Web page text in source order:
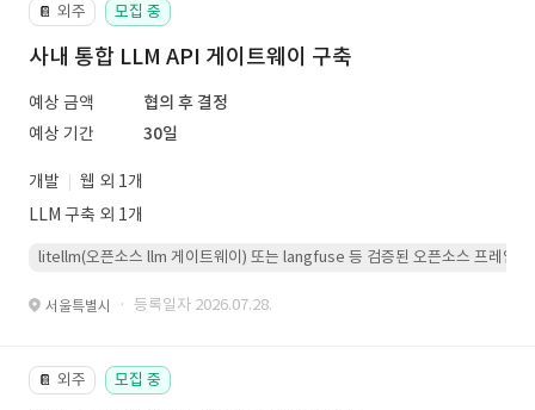
📔 외주 모집 중
사내 통합 LLM API 게이트웨이 구축
예상 금액
협의 후 결정
예상 기간
30일
개발
웹 외 1개
LLM 구축 외 1개
litellm(오픈소스 llm 게이트웨이) 또는 langfuse 등 검증된 오픈소스 프레임워
서울특별시 · 등록일자 2026.07.28.
📔 외주 모집 중